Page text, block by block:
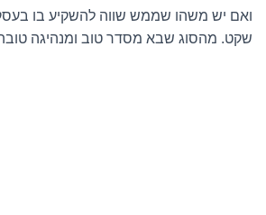
ואם יש משהו שממש שווה להשקיע בו
שקט. מהסוג שבא מסדר טוב ומנהיגה